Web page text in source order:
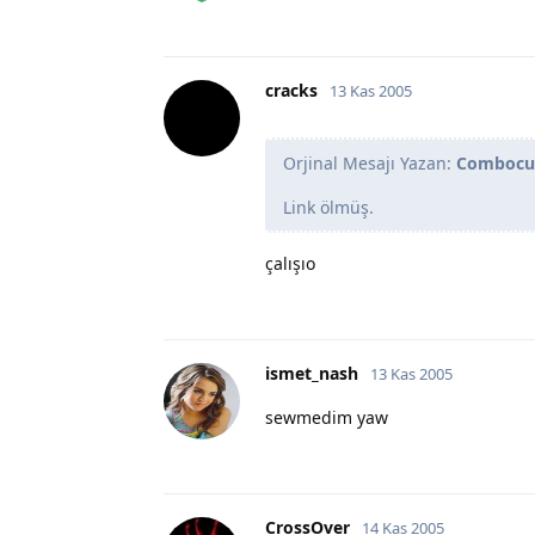
cracks 13 Kas 2005
Orjinal Mesajı Yazan:
Link ölmüş.
çalışıo
ismet_nash 13 Kas 2005
sewmedim yaw
CrossOver 14 Kas 2005